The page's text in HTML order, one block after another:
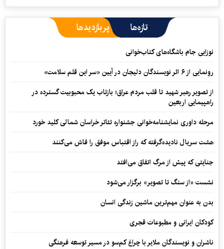
تازه‌ها پربازدیدها
نوزایی جام باشگاه‌های کتاب‌خوانی
رونمایی از ۶ اثر نویسندگان دلیجان در آیین «سر این قلم سلامت»
از تصویر رهبر شهید تا قلب مردم عراق؛ بازتاب یک محبوبیت گسترده در
راهپیمایی اربعین
مرحله داوری نمایشنامه‌خوانی جشنواره تئاتر خراسان شمالی کلید خورد
هشت سریال نادیده‌گرفته که راز اقتباس موفق را فاش می‌کنند
جنایتی که پیش از مرگ اتفاق می‌افتد
نشست «از سنگ تا تصویر» برگزار می‌شود
بدن به عنوان مهم‌ترین ماشین زندگی انسان
کودکان ایرانی و مطبوعات قجری
ناشران و نویسندگان ملایر با چراغ کم‌سو در مسیر توسعه فرهنگی